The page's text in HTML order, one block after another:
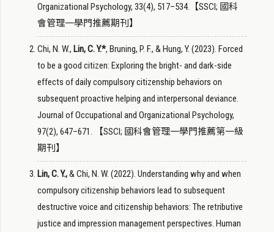
Organizational Psychology, 33(4), 517–534.【SSCI; 國科
會管理一學門推薦期刊】
Chi, N. W., Lin, C. Y.*, Bruning, P. F., & Hung, Y. (2023). Forced
to be a good citizen: Exploring the bright- and dark-side
effects of daily compulsory citizenship behaviors on
subsequent proactive helping and interpersonal deviance.
Journal of Occupational and Organizational Psychology,
97(2), 647–671. 【SSCI; 國科會管理一學門推薦第一級
期刊】
Lin, C. Y.,& Chi, N. W. (2022). Understanding why and when
compulsory citizenship behaviors lead to subsequent
destructive voice and citizenship behaviors: The retributive
justice and impression management perspectives. Human